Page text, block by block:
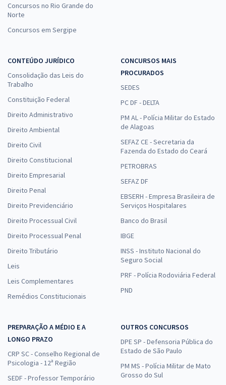
Concursos no Rio Grande do
Norte
Concursos em Sergipe
CONTEÚDO JURÍDICO
Consolidação das Leis do
Trabalho
Constituição Federal
Direito Administrativo
Direito Ambiental
Direito Civil
Direito Constitucional
Direito Empresarial
Direito Penal
Direito Previdenciário
Direito Processual Civil
Direito Processual Penal
Direito Tributário
Leis
Leis Complementares
Remédios Constitucionais
CONCURSOS MAIS
PROCURADOS
SEDES
PC DF - DELTA
PM AL - Polícia Militar do Estado
de Alagoas
SEFAZ CE - Secretaria da
Fazenda do Estado do Ceará
PETROBRAS
SEFAZ DF
EBSERH - Empresa Brasileira de
Serviços Hospitalares
Banco do Brasil
IBGE
INSS - Instituto Nacional do
Seguro Social
PRF - Polícia Rodoviária Federal
PND
PREPARAÇÃO A MÉDIO E A
LONGO PRAZO
CRP SC - Conselho Regional de
Psicologia - 12ª Região
SEDF - Professor Temporário
OUTROS CONCURSOS
DPE SP - Defensoria Pública do
Estado de São Paulo
PM MS - Polícia Militar de Mato
Grosso do Sul